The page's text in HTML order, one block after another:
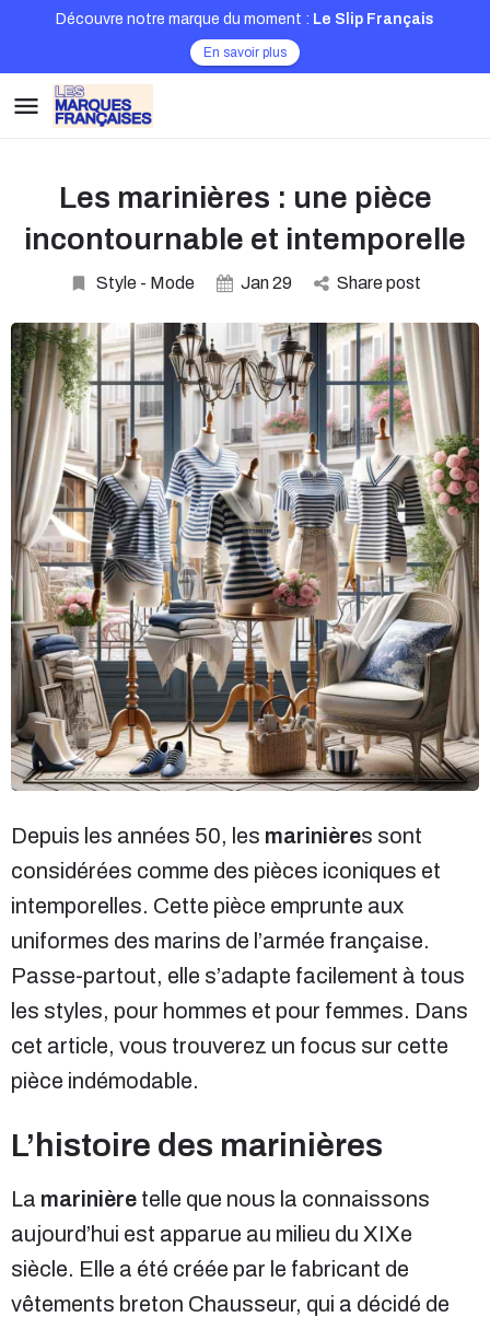
Découvre notre marque du moment : Le Slip Français
En savoir plus
Les marinières : une pièce
incontournable et intemporelle
Style - Mode Jan29 Share post
Depuis les années 50, les marinières sont
considérées comme des pièces iconiques et
intemporelles. Cette pièce emprunte aux
uniformes des marins de l’armée française.
Passe-partout, elle s’adapte facilement à tous
les styles, pour hommes et pour femmes. Dans
cet article, vous trouverez un focus sur cette
pièce indémodable.
L’histoire des marinières
La marinière telle que nous la connaissons
aujourd’hui est apparue au milieu du XIXe
siècle. Elle a été créée par le fabricant de
vêtements breton Chausseur, qui a décidé de